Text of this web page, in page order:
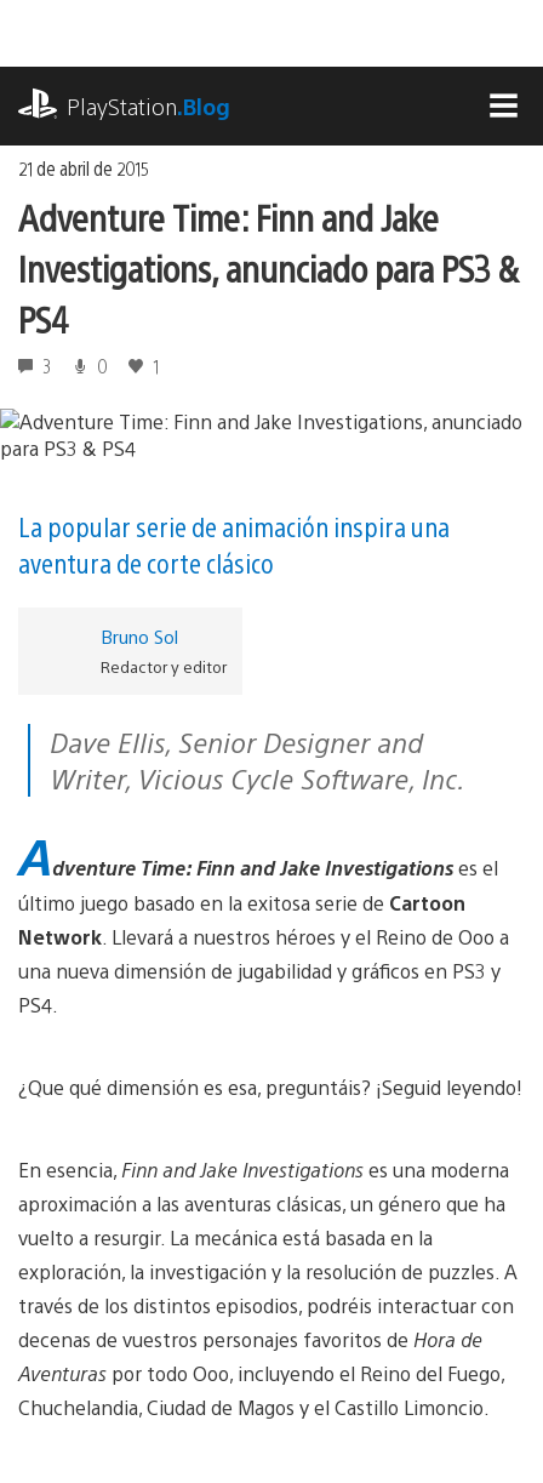
contenido
PlayStation.Blog
21 de abril de 2015
Adventure Time: Finn and Jake
Investigations, anunciado para PS3 &
PS4
3 0 1
La popular serie de animación inspira una
aventura de corte clásico
Bruno Sol
Redactor y editor
Dave Ellis, Senior Designer and
Writer, Vicious Cycle Software, Inc.
Adventure Time: Finn and Jake Investigationses el
último juego basado en la exitosa serie de Cartoon
Network . Llevará a nuestros héroes y el Reino de Ooo a
una nueva dimensión de jugabilidad y gráficos en PS3 y
PS4.
¿Que qué dimensión es esa, preguntáis? ¡Seguid leyendo!
En esencia, Finn and Jake Investigationses una moderna
aproximación a las aventuras clásicas, un género que ha
vuelto a resurgir. La mecánica está basada en la
exploración, la investigación y la resolución de puzzles. A
través de los distintos episodios, podréis interactuar con
decenas de vuestros personajes favoritos de Hora de
Aventuras por todo Ooo, incluyendo el Reino del Fuego,
Chuchelandia, Ciudad de Magos y el Castillo Limoncio.